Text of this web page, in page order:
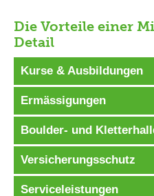
Die Vorteile einer
Detail
Kurse & Ausbildungen
Ermässigungen
Boulder- und
Versicherungsschutz
Serviceleistungen